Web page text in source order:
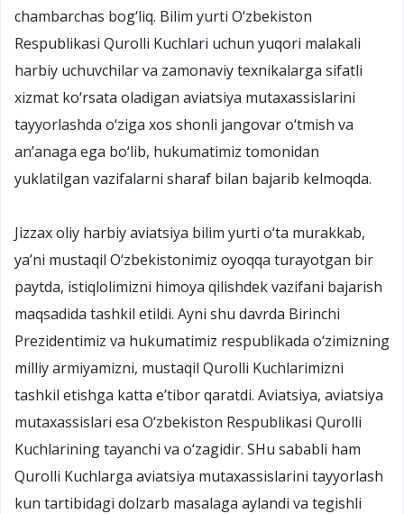
chambarchas bog‘liq. Bilim yurti O‘zbekiston
Respublikasi Qurolli Kuchlari uchun yuqori malakali
harbiy uchuvchilar va zamonaviy texnikalarga sifatli
xizmat ko‘rsata oladigan aviatsiya mutaxassislarini
tayyorlashda o‘ziga xos shonli jangovar o‘tmish va
an’anaga ega bo‘lib, hukumatimiz tomonidan
yuklatilgan vazifalarni sharaf bilan bajarib kelmoqda.
Jizzax oliy harbiy aviatsiya bilim yurti o‘ta murakkab,
ya’ni mustaqil O‘zbekistonimiz oyoqqa turayotgan bir
paytda, istiqlolimizni himoya qilishdek vazifani bajarish
maqsadida tashkil etildi. Ayni shu davrda Birinchi
Prezidentimiz va hukumatimiz respublikada o‘zimizning
milliy armiyamizni, mustaqil Qurolli Kuchlarimizni
tashkil etishga katta e’tibor qaratdi. Aviatsiya, aviatsiya
mutaxassislari esa O‘zbekiston Respublikasi Qurolli
Kuchlarining tayanchi va o‘zagidir. SHu sababli ham
Qurolli Kuchlarga aviatsiya mutaxassislarini tayyorlash
kun tartibidagi dolzarb masalaga aylandi va tegishli